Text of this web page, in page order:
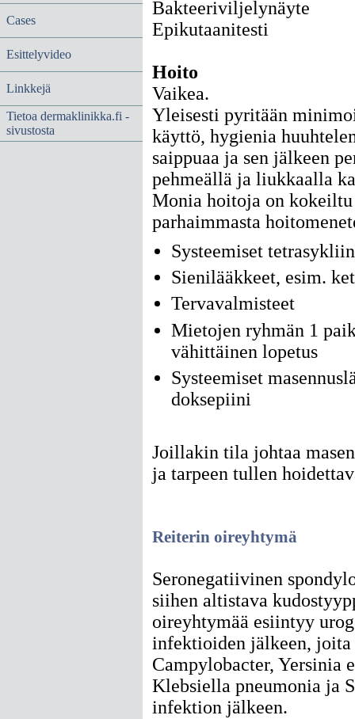
Cases
Esittelyvideo
Linkkejä
Tietoa dermaklinikka.fi -
sivustosta
Bakteeriviljelynäyte
Epikutaanitesti
Hoito
Vaikea.
Yleisesti pyritään
käyttö, hygienia
saippuaa ja sen jälkeen
pehmeällä ja liukkaalla
Monia hoitoja on
parhaimmasta
Systeemiset
Sienilääkkeet, esim.
Tervavalmisteet
Mietojen ryhmän 1
vähittäinen lopetus
Systeemiset
doksepiini
Joillakin tila johtaa
ja tarpeen tullen
Reiterin oireyhtymä
Seronegatiivinen
siihen altistava
oireyhtymää esiintyy
infektioiden jälkeen,
Campylobacter, Yersinia
Klebsiella pneumonia ja
infektion jälkeen.